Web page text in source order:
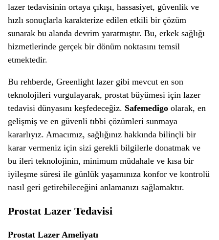
lazer tedavisinin ortaya çıkışı, hassasiyet, güvenlik ve
hızlı sonuçlarla karakterize edilen etkili bir çözüm
sunarak bu alanda devrim yaratmıştır. Bu, erkek sağlığı
hizmetlerinde gerçek bir dönüm noktasını temsil
etmektedir.
Bu rehberde, Greenlight lazer gibi mevcut en son
teknolojileri vurgulayarak, prostat büyümesi için lazer
tedavisi dünyasını keşfedeceğiz. Safemedigo olarak, en
gelişmiş ve en güvenli tıbbi çözümleri sunmaya
kararlıyız. Amacımız, sağlığınız hakkında bilinçli bir
karar vermeniz için sizi gerekli bilgilerle donatmak ve
bu ileri teknolojinin, minimum müdahale ve kısa bir
iyileşme süresi ile günlük yaşamınıza konfor ve kontrolü
nasıl geri getirebileceğini anlamanızı sağlamaktır.
Prostat Lazer Tedavisi
Prostat Lazer Ameliyatı